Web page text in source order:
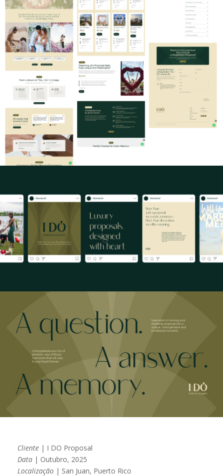
Cliente | I DO Proposal
Data | Outubro, 2025
Localização | San Juan, Puerto Rico